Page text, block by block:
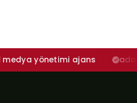
ajans adana sosyal